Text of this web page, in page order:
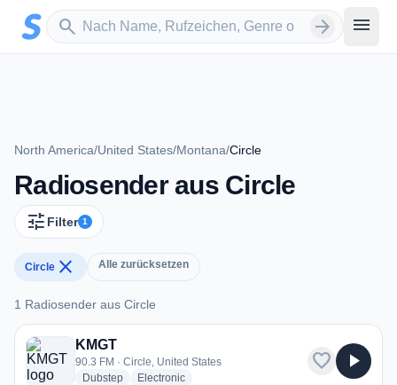
Zum Hauptinhalt springen
search
Sender suchen arrow_forward menu
North America/United States/Montana/Circle
Radiosender aus Circle
tune Filter 1
Circle close Alle zurücksetzen
1 Radiosender aus Circle
1 Radiosender aus Circle
KMGT
90.3 FM · Circle, United States
Dubstepradio stations
Electronicradio stations
favorite play_arrow